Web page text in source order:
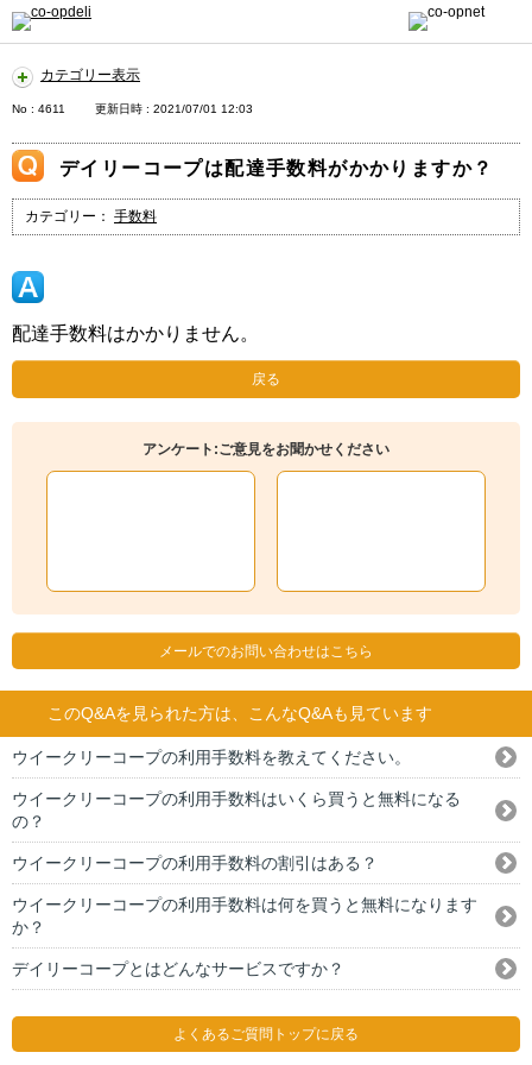
カテゴリー表示
No : 4611 更新日時 : 2021/07/01 12:03
デイリーコープは配達手数料がかかりますか？
カテゴリー： 手数料
配達手数料はかかりません。
戻る
アンケート:ご意見をお聞かせください
メールでのお問い合わせはこちら
このQ&Aを見られた方は、こんなQ&Aも見ています
ウイークリーコープの利用手数料を教えてください。
ウイークリーコープの利用手数料はいくら買うと無料になる
の？
ウイークリーコープの利用手数料の割引はある？
ウイークリーコープの利用手数料は何を買うと無料になります
か？
デイリーコープとはどんなサービスですか？
よくあるご質問トップに戻る